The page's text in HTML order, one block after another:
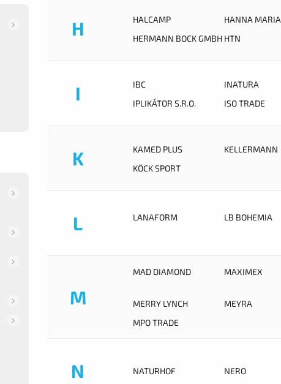
H HALCAMP HANNA MARIA
HERMANN BOCK GMBH HTN
I IBC INATURA
IPLIKÁTOR S.R.O.
ISO TRADE
K KAMED PLUS KELLERMANN
KÖCK SPORT
L LANAFORM LB BOHEMIA
M
MAD DIAMOND MAXIMEX
MERRY LYNCH MEYRA
MPO TRADE
N NATURHOF NERO